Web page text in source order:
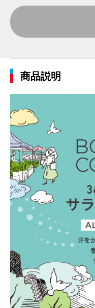
商品説明